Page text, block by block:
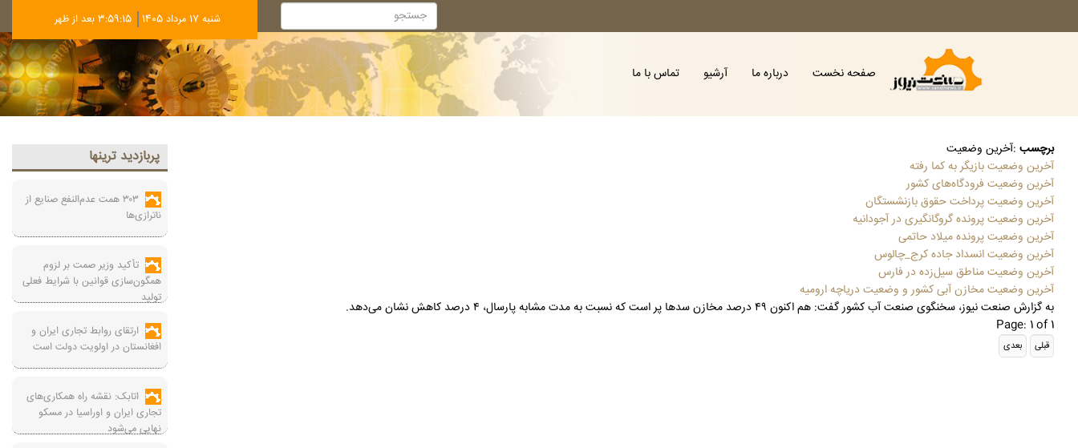
شنبه 17 مرداد 1405 3:59:16 بعد از ظهر
صفحه نخست درباره ما آرشیو تماس با ما
برچسب :آخرین وضعیت
آخرین وضعیت بازیگر به کما رفته
آخرین وضعیت فرودگاه‌های کشور
آخرین وضعیت پرداخت حقوق بازنشستگان
آخرین وضعیت پرونده گروگانگیری در آجودانیه
آخرین وضعیت پرونده میلاد حاتمی
آخرین وضعیت انسداد جاده کرج_چالوس
آخرین وضعیت مناطق سیل‌زده در فارس
آخرین وضعیت مخازن آبی کشور و وضعیت دریاچه ارومیه
به گزارش صنعت نیوز، سخنگوی صنعت آب کشور گفت: هم اکنون ۴۹ درصد مخازن سد‌ها پر است که نسبت به مدت مشابه پارسال، ۴ درصد کاهش نشان می‌دهد.
Page: 1 of 1
پربازديد ترينها
۳۰۳ همت عدم‌النفع صنایع از
ناترازی‌ها
تأکید وزیر صمت بر لزوم
همگون‌سازی قوانین با شرایط فعلی
تولید
ارتقای روابط تجاری ایران و
افغانستان در اولویت دولت است
اتابک: نقشه راه همکاری‌های
تجاری ایران و اوراسیا در مسکو
نهایی می‌شود